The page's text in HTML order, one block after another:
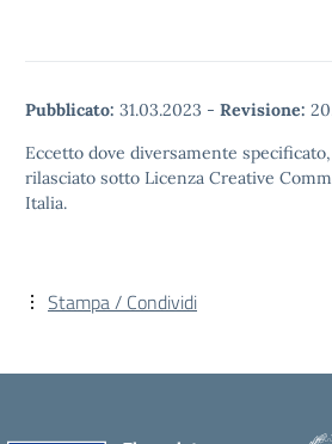
Pubblicato: 31.03.2023 - Revisione:
Eccetto dove diversamente
rilasciato sotto Licenza Creative
Italia.
Stampa / Condividi